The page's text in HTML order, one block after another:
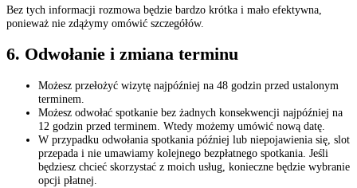
Bez tych informacji rozmowa będzie bardzo krótka i mało efektywna,
ponieważ nie zdążymy omówić szczegółów.
6. Odwołanie i zmiana terminu
Możesz przełożyć wizytę najpóźniej na 48 godzin przed ustalonym
terminem.
Możesz odwołać spotkanie bez żadnych konsekwencji najpóźniej na
12 godzin przed terminem. Wtedy możemy umówić nową datę.
W przypadku odwołania spotkania później lub niepojawienia się, slot
przepada i nie umawiamy kolejnego bezpłatnego spotkania. Jeśli
będziesz chcieć skorzystać z moich usług, konieczne będzie wybranie
opcji płatnej.